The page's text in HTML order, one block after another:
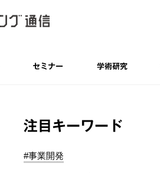
セミナー 学術研究
注目キーワード
#事業開発